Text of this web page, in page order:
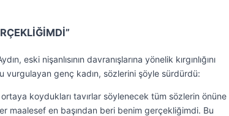
eski nişanlısının davranışlarına yönelik kırgınlığını
genç kadın, sözlerini şöyle sürdürdü:
koydukları tavırlar söylenecek tüm sözlerin önüne
maalesef en başından beri benim gerçekliğimdi. Bu